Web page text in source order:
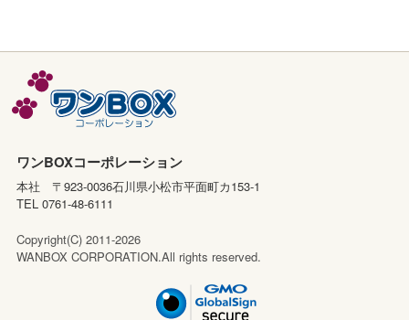
ワンBOXコーポレーション
本社 〒923-0036石川県小松市平面町カ153-1
TEL 0761-48-6111
Copyright(C) 2011-2026
WANBOX CORPORATION.All rights reserved.